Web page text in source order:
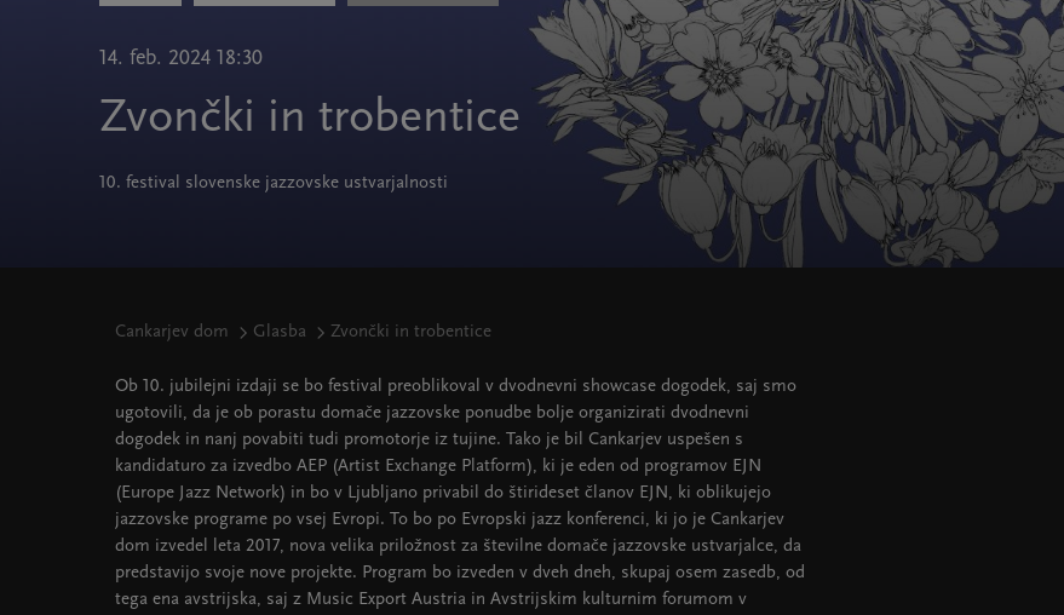
14. feb. 2024 18:30
Zvončki in trobentice
10. festival slovenske jazzovske ustvarjalnosti
Cankarjev dom Glasba Zvončki in trobentice
Ob 10. jubilejni izdaji se bo festival preoblikoval v dvodnevni showcase dogodek, saj smo
ugotovili, da je ob porastu domače jazzovske ponudbe bolje organizirati dvodnevni
dogodek in nanj povabiti tudi promotorje iz tujine. Tako je bil Cankarjev uspešen s
kandidaturo za izvedbo AEP (Artist Exchange Platform), ki je eden od programov EJN
(Europe Jazz Network) in bo v Ljubljano privabil do štirideset članov EJN, ki oblikujejo
jazzovske programe po vsej Evropi. To bo po Evropski jazz konferenci, ki jo je Cankarjev
dom izvedel leta 2017, nova velika priložnost za številne domače jazzovske ustvarjalce, da
predstavijo svoje nove projekte. Program bo izveden v dveh dneh, skupaj osem zasedb, od
tega ena avstrijska, saj z Music Export Austria in Avstrijskim kulturnim forumom v